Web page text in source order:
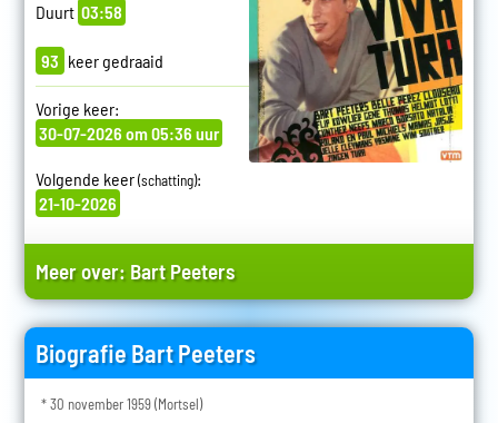
Duurt 03:58
93 keer gedraaid
Vorige keer:
30-07-2026 om 05:36 uur
Volgende keer(schatting):
21-10-2026
Meer over: Bart Peeters
Biografie Bart Peeters
* 30 november 1959 (Mortsel)